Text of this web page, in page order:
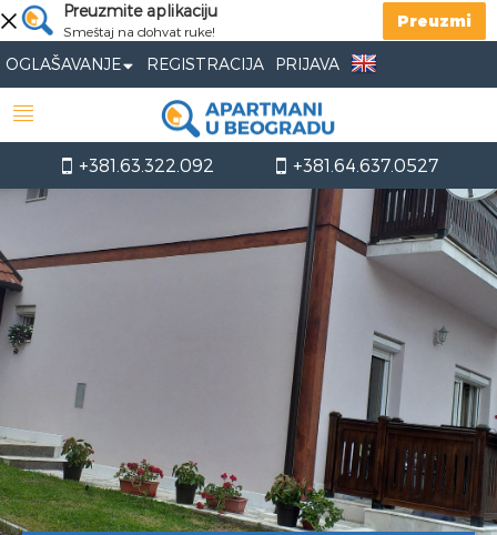
Preuzmite aplikaciju
Smeštaj na dohvat ruke!
Preuzmi
OGLAŠAVANJE REGISTRACIJA PRIJAVA
+381.63.322.092 +381.64.637.0527